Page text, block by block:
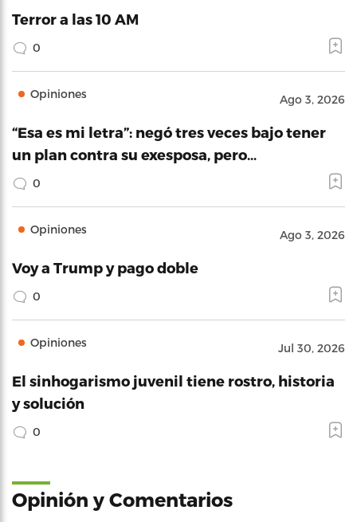
Terror a las 10 AM
0
Opiniones Ago 3, 2026
“Esa es mi letra”: negó tres veces bajo tener
un plan contra su exesposa, pero…
0
Opiniones Ago 3, 2026
Voy a Trump y pago doble
0
Opiniones Jul 30, 2026
El sinhogarismo juvenil tiene rostro, historia
y solución
0
Opinión y Comentarios